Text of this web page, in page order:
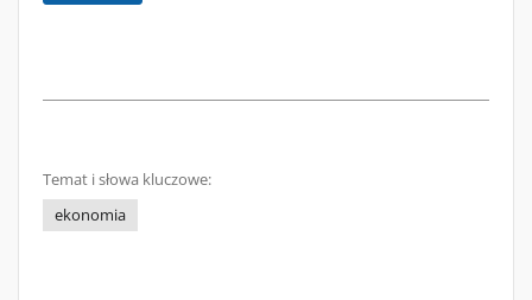
Temat i słowa kluczowe:
ekonomia